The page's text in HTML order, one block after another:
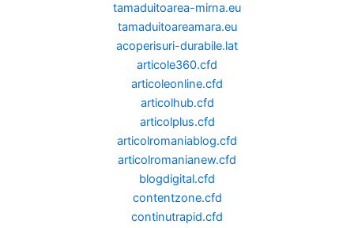
tamaduitoarea-mirna.eu
tamaduitoareamara.eu
acoperisuri-durabile.lat
articole360.cfd
articoleonline.cfd
articolhub.cfd
articolplus.cfd
articolromaniablog.cfd
articolromanianew.cfd
blogdigital.cfd
contentzone.cfd
continutrapid.cfd